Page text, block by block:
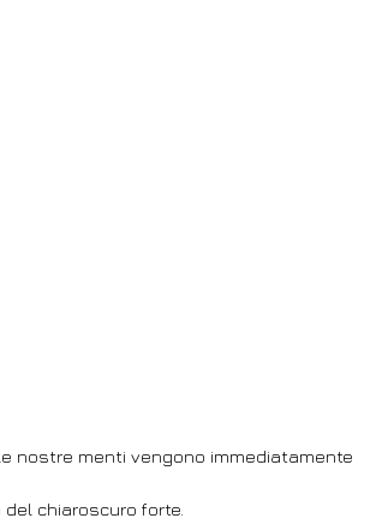
nostre menti vengono immediatamente
chiaroscuro forte.